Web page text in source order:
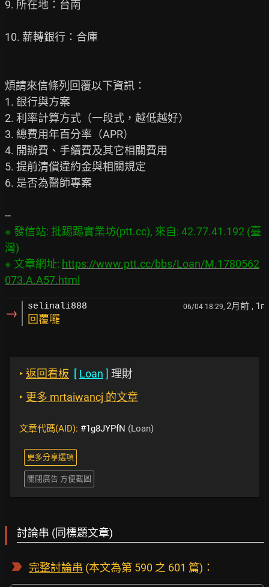
9. 所在地：台南
10. 薪轉銀行：合庫
煩請來信條列回覆以下資訊：
1. 銀行與方案
2. 利率計算方式（一段式，越低越好）
3. 總費用年百分率（APR）
4. 開辦費、手續費及其它相關費用
5. 提前清償違約金與相關規定
6. 是否為醫師專案
※ 發信站: 批踢踢實業坊(ptt.cc), 來自: 42.77.41.192 (臺
灣)
※ 文章網址: https://www.ptt.cc/bbs/Loan/M.1780562
073.A.A57.html
→ selinali888 06/04 18:29, 2月前 , 1 F
回覆囉
‣ 返回看板 [ Loan ] 理財
‣ 更多 mrtaiwancj 的文章
文章代碼(AID): #1g8JYPfN (Loan)
更多分享選項
關閉廣告 方便截圖
討論串 (同標題文章)
完整討論串 (本文為第 590 之 601 篇)：